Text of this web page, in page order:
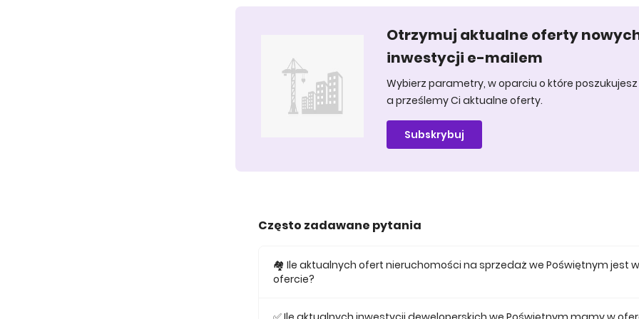
Otrzymuj aktualne oferty
inwestycji e-mailem
Wybierz parametry, w oparciu o które
a prześlemy Ci aktualne oferty.
Subskrybuj
Często zadawane pytania
🏘️ Ile aktualnych ofert nieruchomości na sprzedaż we Poświętnym jest w
ofercie?